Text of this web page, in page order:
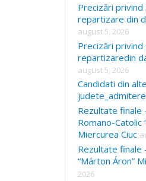
Precizări privind
repartizare din
august 5, 2026
Precizări privind
repartizaredin
august 5, 2026
Candidati din alte
Rezultate finale
Romano-Catolic
Miercurea Ciuc
Rezultate finale
“Márton Áron”
2026